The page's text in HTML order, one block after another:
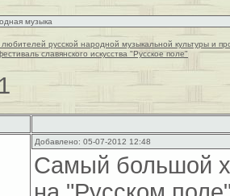
русской народной музыкальной культуры и
славянского искусства "Русское поле"
Добавлено: 05-07-2012 12:48
Самый большой